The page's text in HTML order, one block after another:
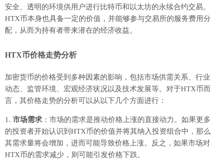
安全、透明的环境供用户进行比特币和以太坊的永续合约交易。
HTX币本身也具备一定的价值，并能够参与交易所的服务费用分
配，从而为持有者带来潜在的经济收益。
HTX币价格走势分析
加密货币的价格受到多种因素的影响，包括市场供需关系、行业
动态、监管环境、宏观经济状况以及技术发展等。对于HTX币而
言，其价格走势的分析可以从以下几个方面进行：
1. 市场需求 ：市场的需求是推动价格上涨的直接动力。如果更多
的投资者开始认识到HTX币的价值并将其纳入投资组合中，那么
其需求量将会增加，进而可能导致价格上涨。反之，如果市场对
HTX币的需求减少，则可能引发价格下跌。